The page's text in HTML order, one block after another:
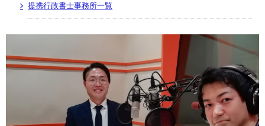
提携行政書士事務所一覧